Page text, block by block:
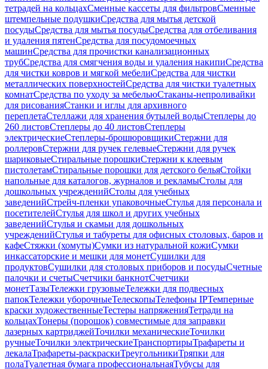
тетрадей на кольцахСменные кассеты для фильтровСменные
штемпельные подушкиСредства для мытья детской
посудыСредства для мытья посудыСредства для отбеливания
и удаления пятенСредства для посудомоечных
машинСредства для прочистки канализационных
трубСредства для смягчения воды и удаления накипиСредства
для чистки ковров и мягкой мебелиСредства для чистки
металлических поверхностейСредства для чистки туалетных
комнатСредства по уходу за мебельюСтаканы-непроливайки
для рисованияСтанки и иглы для архивного
переплетаСтеллажи для хранения бутылей водыСтеплеры до
260 листовСтеплеры до 40 листовСтеплеры
электрическиеСтеплеры-брошюровщикиСтержни для
роллеровСтержни для ручек гелевыеСтержни для ручек
шариковыеСтиральные порошкиСтержни к клеевым
пистолетамСтиральные порошки для детского бельяСтойки
напольные для каталогов, журналов и рекламыСтолы для
дошкольных учрежденийСтолы для учебных
заведенийСтрейч-пленки упаковочныеСтулья для персонала и
посетителейСтулья для школ и других учебных
заведенийСтулья и скамьи для дошкольных
учрежденийСтулья и табуреты для офисных столовых, баров и
кафеСтяжки (хомуты)Сумки из натуральной кожиСумки
инкассаторские и мешки для монетСушилки для
продуктовСушилки для столовых приборов и посудыСчетные
палочки и счетыСчетчики банкнотСчетчики
монетТазыТележки грузовыеТележки для подвесных
папокТележки уборочныеТелескопыТелефоны IPТемперные
краски художественныеТестеры напряженияТетради на
кольцахТонеры (порошок) совместимые для заправки
лазерных картриджейТочилки механическиеТочилки
ручныеТочилки электрическиеТранспортирыТрафареты и
лекалаТрафареты-раскраскиТреугольникиТряпки для
полаТуалетная бумага профессиональнаяТубусы для